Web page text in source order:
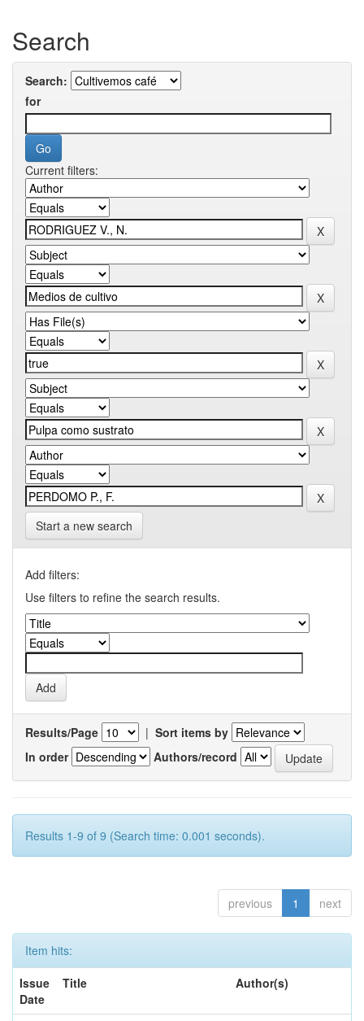
Search
Search:
for
Current filters:
Start a new search
Add filters:
Use filters to refine the search results.
Results/Page | Sort items by
In order
Authors/record
Results 1-9 of 9 (Search time: 0.001 seconds).
previous 1 next
Item hits:
Issue
Date
Title Author(s)